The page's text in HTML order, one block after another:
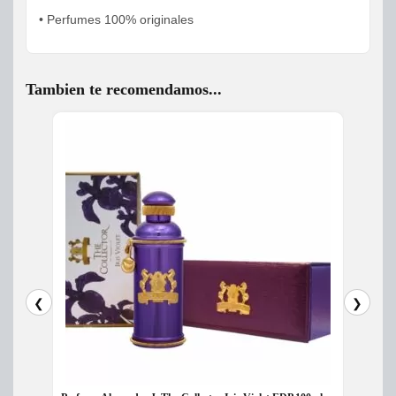
• Perfumes 100% originales
Tambien te recomendamos...
❮ ❯